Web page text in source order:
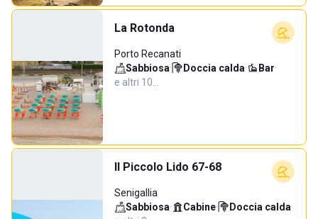
La Rotonda
Porto Recanati
Sabbiosa· Doccia calda· Bar·
e altri 10…
Il Piccolo Lido 67-68
Senigallia
Sabbiosa· Cabine· Doccia calda·